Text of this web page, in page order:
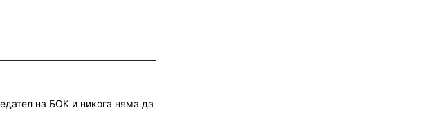
на БОК и никога няма да